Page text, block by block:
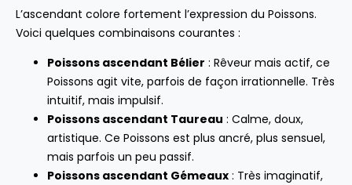
L’ascendant colore fortement l’expression du Poissons.
Voici quelques combinaisons courantes :
Poissons ascendant Bélier : Rêveur mais actif, ce
Poissons agit vite, parfois de façon irrationnelle. Très
intuitif, mais impulsif.
Poissons ascendant Taureau : Calme, doux,
artistique. Ce Poissons est plus ancré, plus sensuel,
mais parfois un peu passif.
Poissons ascendant Gémeaux : Très imaginatif,